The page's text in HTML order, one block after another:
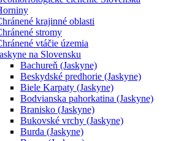
krajinné oblasti
stromy
vtáčie územia
na Slovensku
Bachureň (Jaskyne)
Beskydské predhorie (Jaskyne)
Biele Karpaty (Jaskyne)
Bodvianska pahorkatina (Jaskyne)
Branisko (Jaskyne)
Bukovské vrchy (Jaskyne)
Burda (Jaskyne)